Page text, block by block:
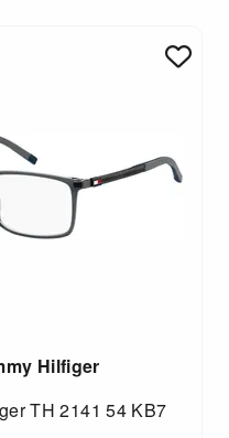
Hilfiger
TH 2141 54 KB7